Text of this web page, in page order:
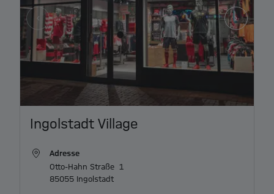
Ingolstadt Village
Adresse
Otto-Hahn Straße  1
85055 Ingolstadt